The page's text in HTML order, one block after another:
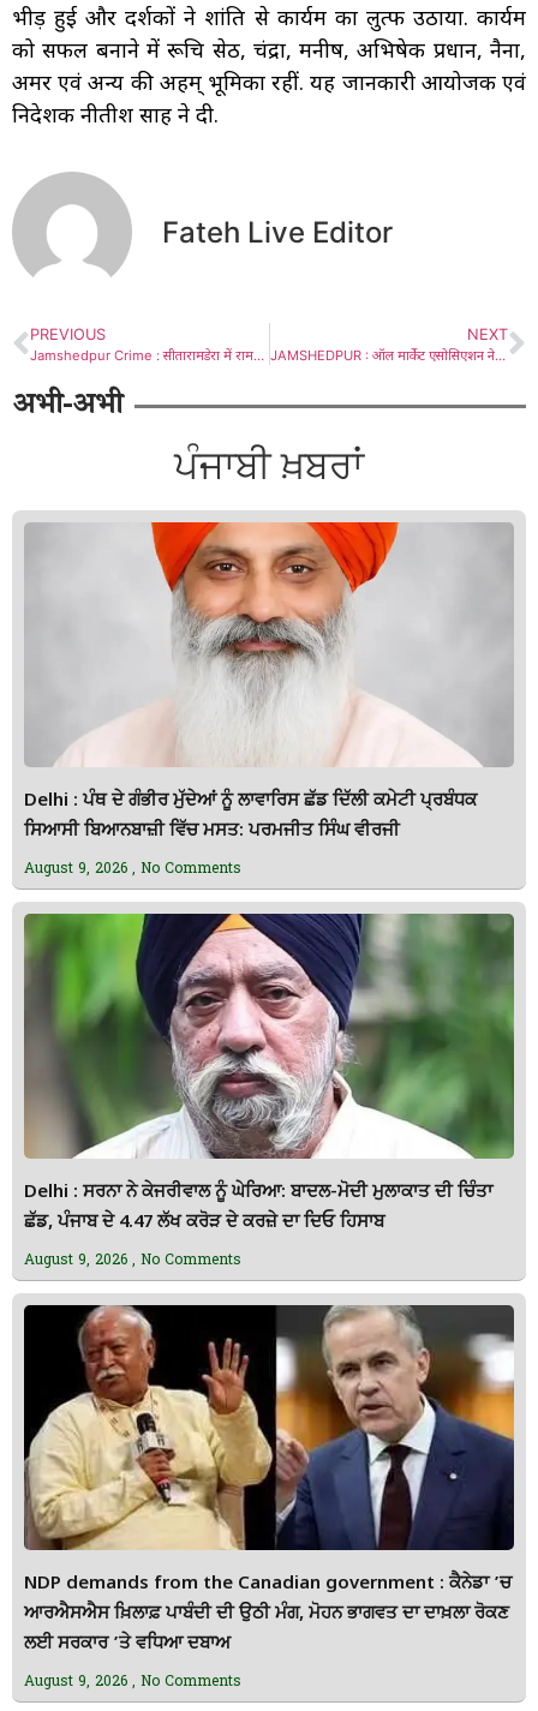
भीड़ हुई और दर्शकों ने शांति से कार्यक्रम का लुत्फ उठाया. कार्यक्रम
को सफल बनाने में रूचि सेठ, चंद्रा, मनीष, अभिषेक प्रधान, नैना,
अमर एवं अन्य की अहम् भूमिका रहीं. यह जानकारी आयोजक एवं
निदेशक नीतीश साह ने दी.
Fateh Live Editor
PREVIOUS
Jamshedpur Crime : सीतारामडेरा में रामनवमी को हुई मारपीट की घटना ने लिया ख़ूनी संघर्ष, फायरिंग में दो घायल, 2 जिंदा गोली बरामद, देखें – Video
NEXT
JAMSHEDPUR : ऑल मार्केट एसोसिएशन ने किया जेएनएसी का घेराव, JNAC की कार्रवाई को बताया “हिटलरशाही” देखें – Video
अभी-अभी
ਪੰਜਾਬੀ ਖ਼ਬਰਾਂ
Delhi : ਪੰਥ ਦੇ ਗੰਭੀਰ ਮੁੱਦੇਆਂ ਨੂੰ ਲਾਵਾਰਿਸ ਛੱਡ ਦਿੱਲੀ ਕਮੇਟੀ ਪ੍ਰਬੰਧਕ
ਸਿਆਸੀ ਬਿਆਨਬਾਜ਼ੀ ਵਿੱਚ ਮਸਤ: ਪਰਮਜੀਤ ਸਿੰਘ ਵੀਰਜੀ
August 9, 2026 No Comments
Delhi : ਸਰਨਾ ਨੇ ਕੇਜਰੀਵਾਲ ਨੂੰ ਘੇਰਿਆ: ਬਾਦਲ-ਮੋਦੀ ਮੁਲਾਕਾਤ ਦੀ ਚਿੰਤਾ
ਛੱਡ, ਪੰਜਾਬ ਦੇ 4.47 ਲੱਖ ਕਰੋੜ ਦੇ ਕਰਜ਼ੇ ਦਾ ਦਿਓ ਹਿਸਾਬ
August 9, 2026 No Comments
NDP demands from the Canadian government : ਕੈਨੇਡਾ ’ਚ
ਆਰਐਸਐਸ ਖ਼ਿਲਾਫ਼ ਪਾਬੰਦੀ ਦੀ ਉਠੀ ਮੰਗ, ਮੋਹਨ ਭਾਗਵਤ ਦਾ ਦਾਖ਼ਲਾ ਰੋਕਣ
ਲਈ ਸਰਕਾਰ ’ਤੇ ਵਧਿਆ ਦਬਾਅ
August 9, 2026 No Comments